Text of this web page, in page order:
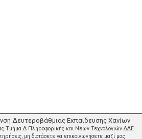
Δευτεροβάθμιας Εκπαίδευσης Χανίων
Τμήμα Δ Πληροφορικής και Νέων Τεχνολογιών ΔΔΕ
μη διστάσετε να επικοινωνήσετε μαζί μας